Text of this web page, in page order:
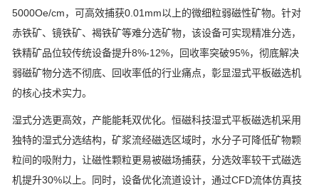
5000Oe/cm，可高效捕获0.01mm以上的微细粒弱磁性矿物。针对
赤铁矿、镜铁矿、褐铁矿等难分选矿物，该设备可实现精准分选，
铁精矿品位较传统设备提升8%-12%，回收率突破95%，彻底解决
弱磁矿物分选不彻底、回收率低的行业痛点，彰显湿式平板磁选机
的核心技术实力。
湿式分选更高效，产能能耗双优化。恒磁科技湿式平板磁选机采用
独特的湿式分选结构，矿浆流经磁选区域时，水分子可降低矿物颗
粒间的吸附力，让磁性颗粒更易被磁场捕获，分选效率较干式磁选
机提升30%以上。同时，设备优化流道设计，通过CFD流体仿真技